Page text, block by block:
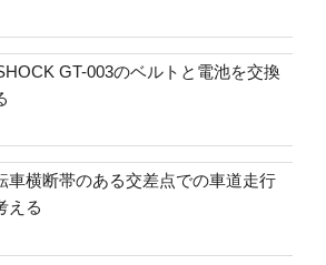
GT-003のベルトと電池を交換
車横断帯のある交差点での車道走行
える